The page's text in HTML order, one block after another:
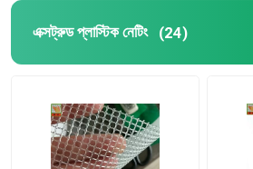
এক্সট্রুড প্লাস্টিক নেটিং (24)